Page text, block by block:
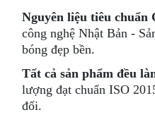
Nguyên liệu tiêu chuẩn
công nghệ Nhật Bản -
bóng đẹp bền.
Tất cả sản phẩm đều
lượng đạt chuẩn ISO
đối.